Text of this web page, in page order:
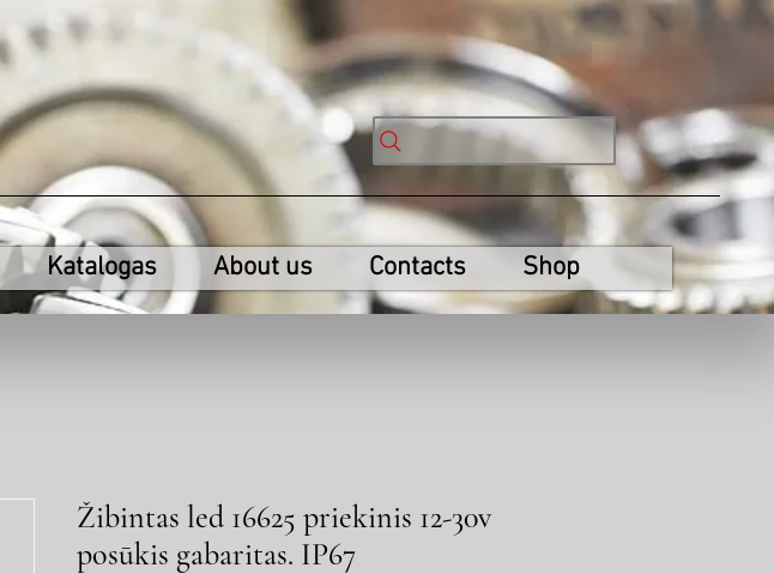
Katalogas About us Contacts Shop
Žibintas led 16625 priekinis 12-30v
posūkis gabaritas. IP67